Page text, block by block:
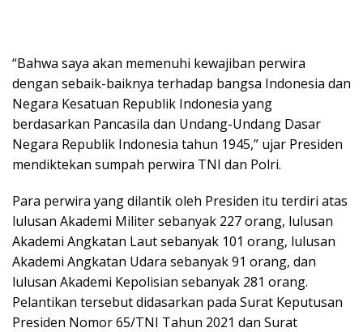
“Bahwa saya akan memenuhi kewajiban perwira
dengan sebaik-baiknya terhadap bangsa Indonesia dan
Negara Kesatuan Republik Indonesia yang
berdasarkan Pancasila dan Undang-Undang Dasar
Negara Republik Indonesia tahun 1945,” ujar Presiden
mendiktekan sumpah perwira TNI dan Polri.
Para perwira yang dilantik oleh Presiden itu terdiri atas
lulusan Akademi Militer sebanyak 227 orang, lulusan
Akademi Angkatan Laut sebanyak 101 orang, lulusan
Akademi Angkatan Udara sebanyak 91 orang, dan
lulusan Akademi Kepolisian sebanyak 281 orang.
Pelantikan tersebut didasarkan pada Surat Keputusan
Presiden Nomor 65/TNI Tahun 2021 dan Surat